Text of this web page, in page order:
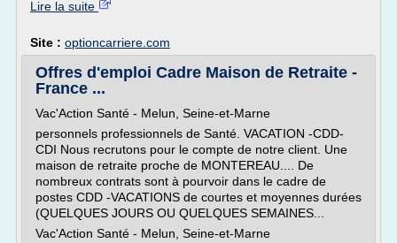
Lire la suite
Site : optioncarriere.com
Offres d'emploi Cadre Maison de Retraite -
France ...
Vac'Action Santé - Melun, Seine-et-Marne
personnels professionnels de Santé. VACATION -CDD-
CDI Nous recrutons pour le compte de notre client. Une
maison de retraite proche de MONTEREAU.... De
nombreux contrats sont à pourvoir dans le cadre de
postes CDD -VACATIONS de courtes et moyennes durées
(QUELQUES JOURS OU QUELQUES SEMAINES...
Vac'Action Santé - Melun, Seine-et-Marne